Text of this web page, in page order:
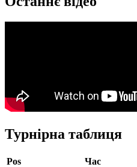
Турнірна таблиця
Pos Час